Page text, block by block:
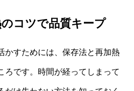
コツで品質キープ
かすためには、保存法と再加熱
ろです。時間が経ってしまって